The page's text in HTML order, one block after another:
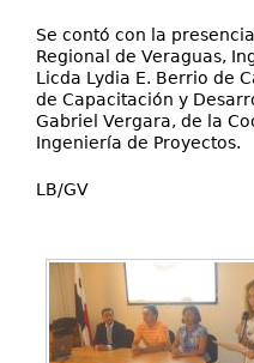
Se contó con la
Regional de Veraguas,
Licda Lydia E. Berrio de
de Capacitación y
Gabriel Vergara, de la
Ingeniería de Proyectos.
LB/GV